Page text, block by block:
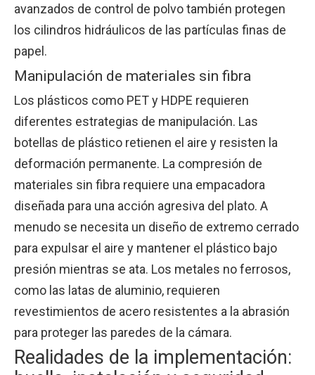
avanzados de control de polvo también protegen
los cilindros hidráulicos de las partículas finas de
papel.
Manipulación de materiales sin fibra
Los plásticos como PET y HDPE requieren
diferentes estrategias de manipulación. Las
botellas de plástico retienen el aire y resisten la
deformación permanente. La compresión de
materiales sin fibra requiere una empacadora
diseñada para una acción agresiva del plato. A
menudo se necesita un diseño de extremo cerrado
para expulsar el aire y mantener el plástico bajo
presión mientras se ata. Los metales no ferrosos,
como las latas de aluminio, requieren
revestimientos de acero resistentes a la abrasión
para proteger las paredes de la cámara.
Realidades de la implementación: